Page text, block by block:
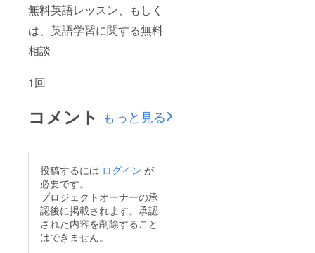
無料英語レッスン、もしく
は、英語学習に関する無料
相談
1回
コメント もっと見る
投稿するには ログイン が
必要です。
プロジェクトオーナーの承
認後に掲載されます。承認
された内容を削除すること
はできません。